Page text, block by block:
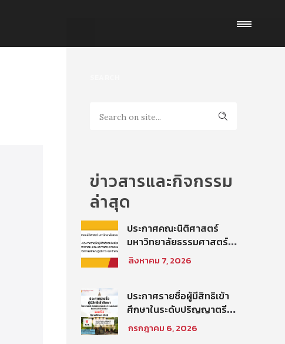
ข่าวสารและกิจกรรม
ล่าสุด
ประกาศคณะนิติศาสตร์
มหาวิทยาลัยธรรมศาสตร์
เรื่อง ประกาศรายชื่อผู้มี
สิทธิสอบข้อเขียนเป็น
นิติศาสตร์) สายสนับสนุน
วิชาการ ตำแหน่ง นัก
วิชาการศึกษาปฏิบัติการ
ประจำคณะนิติศาสตร์
สิงหาคม 7, 2026
ประกาศรายชื่อผู้มีสิทธิเข้า
ศึกษาในระดับปริญญาตรี
โครงการนิติศาสตร์ภาค
บัณฑิต ท่าพระจันทร์ คณะ
กรกฎาคม 6, 2026